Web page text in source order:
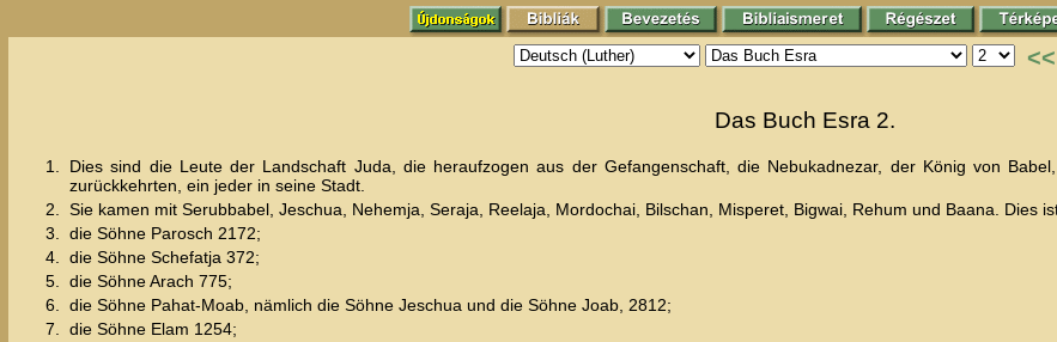
<<
Das Buch Esra 2.
1.
Dies sind die Leute der Landschaft Juda, die heraufzogen aus der Gefangenschaft, die Nebukadnezar, der König von
zurückkehrten, ein jeder in seine Stadt.
2.
Sie kamen mit Serubbabel, Jeschua, Nehemja, Seraja, Reelaja, Mordochai, Bilschan, Misperet, Bigwai, Rehum und Baana. Dies
3.
die Söhne Parosch 2172;
4.
die Söhne Schefatja 372;
5.
die Söhne Arach 775;
6.
die Söhne Pahat-Moab, nämlich die Söhne Jeschua und die Söhne Joab, 2812;
7.
die Söhne Elam 1254;